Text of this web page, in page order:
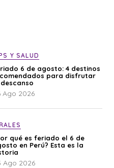
Y SALUD
6 de agosto: 4 destinos
para disfrutar
Ago 2026
qué es feriado el 6 de
en Perú? Esta es la
Ago 2026